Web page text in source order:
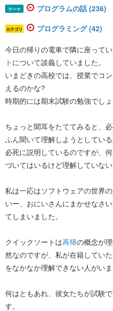
テーマ プログラムの話 (236)
カテゴリ プログラミング (42)
今日の帰りの電車で隣に座ってい
ト について談義していました。
いまどきの高校では、授業でコ
えるのかな?
時期的には期末試験の勉強でしょ
ちょっと聞耳をたててみると、
ふん聞いて理解しようとしている
必死に説明しているのですが、
づいてはいるけど理解していない
私は一応はソフトウェアの世界
いー、おにいさんにまかせなさ
てしまいました。
クイックソートは再帰の概念が
然なのですが、私が在籍してい
をなかなか理解できない人がいま
何はともあれ、彼女たちが試験
す。